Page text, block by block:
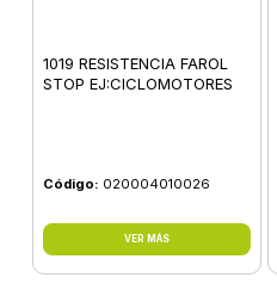
1019 RESISTENCIA FAROL
STOP EJ:CICLOMOTORES
Código: 020004010026
VER MÁS